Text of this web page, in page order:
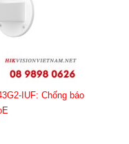
IUF: Chống báo